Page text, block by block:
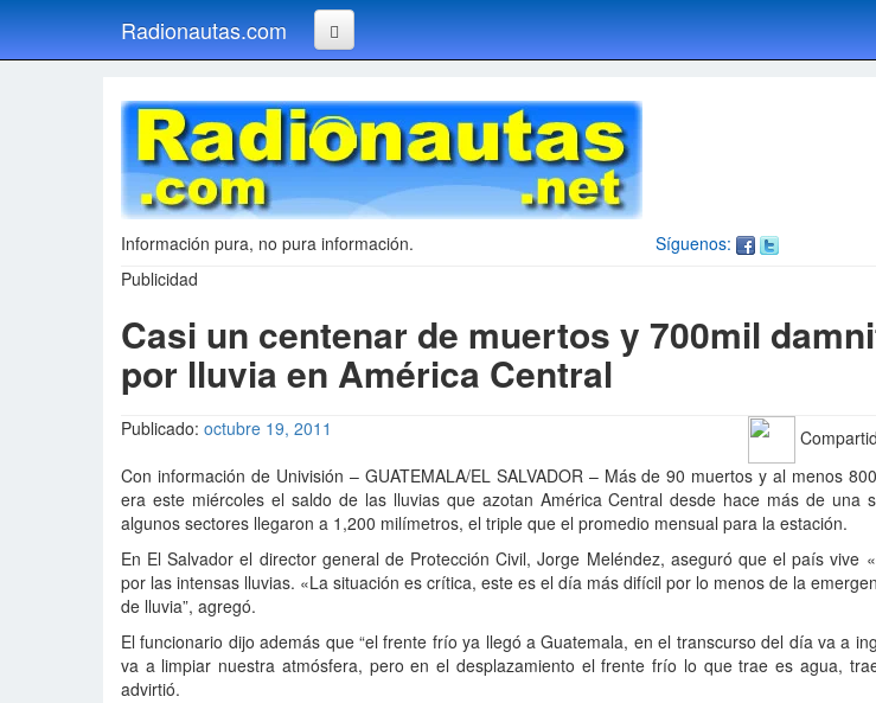
Radionautas.com
Síguenos:
Información pura, no pura información.
Publicidad
Casi un centenar de muertos y 700mil
por lluvia en América Central
Publicado: octubre 19, 2011
Con información de Univisión – GUATEMALA/EL SALVADOR – Más de 90 muertos y al menos
era este miércoles el saldo de las lluvias que azotan América Central desde hace más de una
algunos sectores llegaron a 1,200 milímetros, el triple que el promedio mensual para la estación.
En El Salvador el director general de Protección Civil, Jorge Meléndez, aseguró que el país vive
por las intensas lluvias. «La situación es crítica, este es el día más difícil por lo menos de la
de lluvia”, agregó.
El funcionario dijo además que “el frente frío ya llegó a Guatemala, en el transcurso del día va a
va a limpiar nuestra atmósfera, pero en el desplazamiento el frente frío lo que trae es agua,
advirtió.